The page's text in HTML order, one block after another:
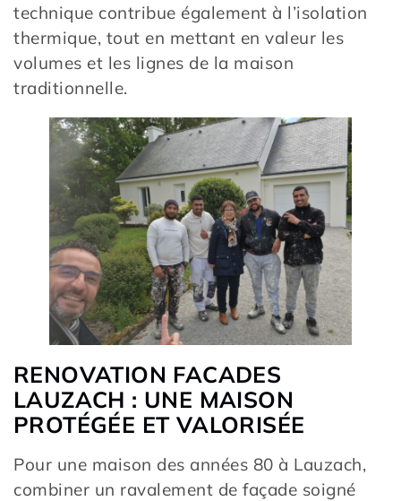
technique contribue également à l’isolation
thermique, tout en mettant en valeur les
volumes et les lignes de la maison
traditionnelle.
RENOVATION FACADES
LAUZACH : UNE MAISON
PROTÉGÉE ET VALORISÉE
Pour une maison des années 80 à Lauzach,
combiner un ravalement de façade soigné